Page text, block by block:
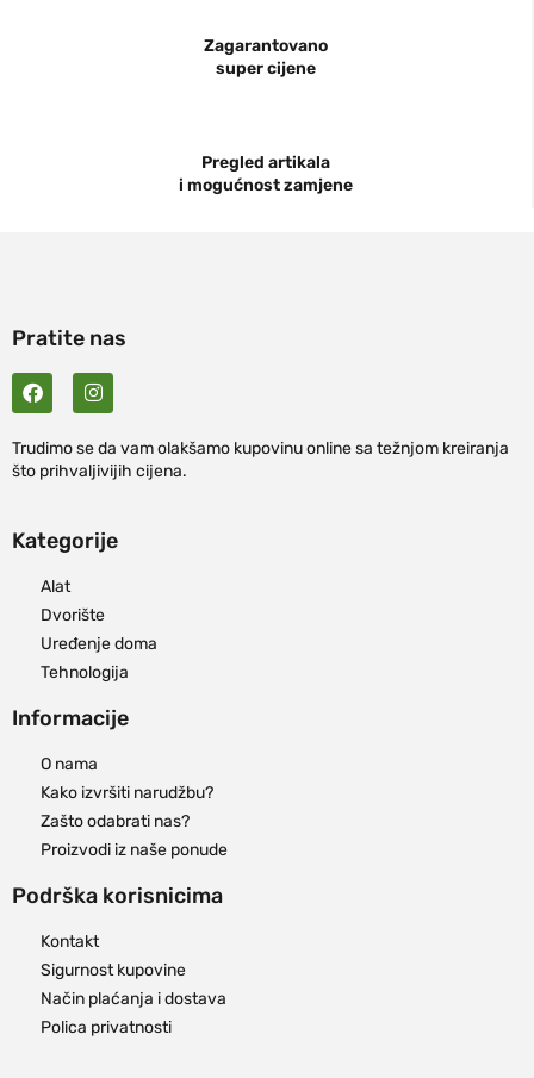
Zagarantovano
super cijene
Pregled artikala
i mogućnost zamjene
Pratite nas
Trudimo se da vam olakšamo kupovinu online sa težnjom kreiranja
što prihvaljivijih cijena.
Kategorije
Alat
Dvorište
Uređenje doma
Tehnologija
Informacije
O nama
Kako izvršiti narudžbu?
Zašto odabrati nas?
Proizvodi iz naše ponude
Podrška korisnicima
Kontakt
Sigurnost kupovine
Način plaćanja i dostava
Polica privatnosti